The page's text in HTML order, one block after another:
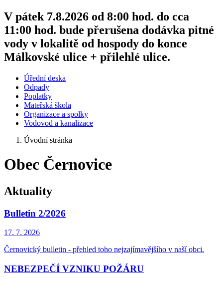
V pátek 7.8.2026 od 8:00 hod. do cca
11:00 hod. bude přerušena dodávka pitné
vody v lokalitě od hospody do konce
Málkovské ulice + přilehlé ulice.
Úřední deska
Odpady
Poplatky
Mateřská škola
Organizace a spolky
Vodovod a kanalizace
Úvodní stránka
Obec Černovice
Aktuality
Bulletin 2/2026
17. 7. 2026
Černovický bulletin - přehled toho nejzajímavějšího v naší obci.
NEBEZPEČÍ VZNIKU POŽÁRU